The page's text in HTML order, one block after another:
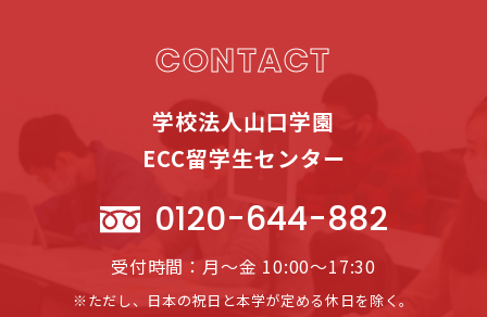
CONTACT
学校法人山口学園
ECC留学生センター
0120-644-882
受付時間：月～金 10:00～17:30
※ただし、日本の祝日と本学が定める休日を除く。